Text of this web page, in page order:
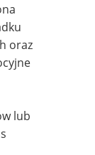
oraz
lub